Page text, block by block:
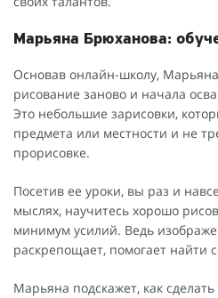
Марьяна Брюханова:
Основав онлайн-школу,
рисование заново и начала
Это небольшие зарисовки,
предмета или местности и не
прорисовке.
Посетив ее уроки, вы раз и
мыслях, научитесь хорошо
минимум усилий. Ведь
раскрепощает, помогает найти
Марьяна подскажет, как